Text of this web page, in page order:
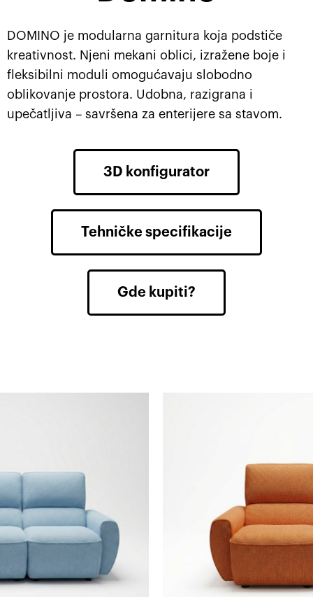
DOMINO je modularna garnitura koja podstiče
kreativnost. Njeni mekani oblici, izražene boje i
fleksibilni moduli omogućavaju slobodno
oblikovanje prostora. Udobna, razigrana i
upečatljiva – savršena za enterijere sa stavom.
3D konfigurator
Tehničke specifikacije
Gde kupiti?